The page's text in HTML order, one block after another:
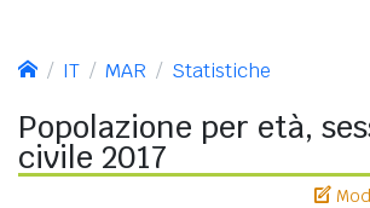
IT MAR Statistiche
Popolazione per età,
civile 2017